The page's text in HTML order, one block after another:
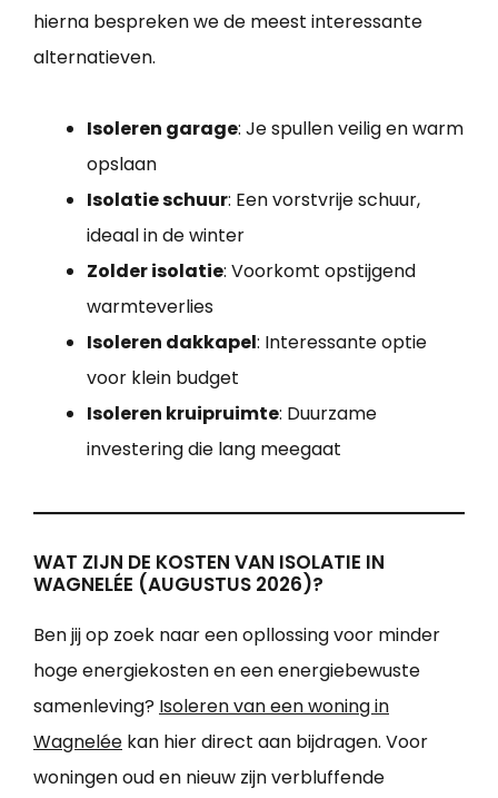
hierna bespreken we de meest interessante
alternatieven.
Isoleren garage: Je spullen veilig en warm
opslaan
Isolatie schuur: Een vorstvrije schuur,
ideaal in de winter
Zolder isolatie: Voorkomt opstijgend
warmteverlies
Isoleren dakkapel: Interessante optie
voor klein budget
Isoleren kruipruimte: Duurzame
investering die lang meegaat
WAT ZIJN DE KOSTEN VAN ISOLATIE IN
WAGNELÉE (AUGUSTUS 2026)?
Ben jij op zoek naar een opllossing voor minder
hoge energiekosten en een energiebewuste
samenleving? Isoleren van een woning in
Wagnelée kan hier direct aan bijdragen. Voor
woningen oud en nieuw zijn verbluffende